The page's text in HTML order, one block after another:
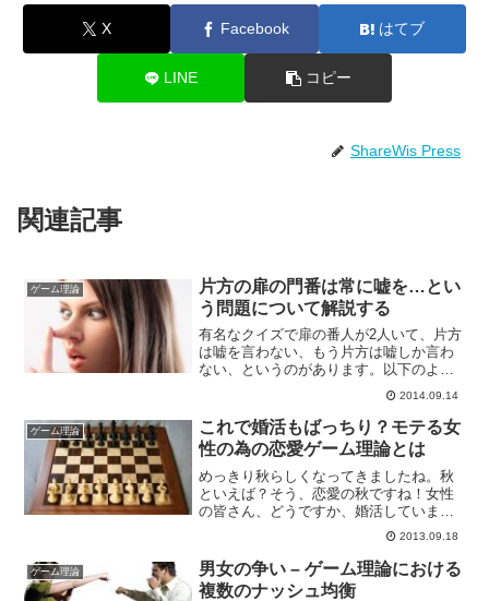
X Facebook はてブ
LINE コピー
ShareWis Press
関連記事
ゲーム理論
片方の扉の門番は常に嘘を…とい
う問題について解説する
有名なクイズで扉の番人が2人いて、片方
は嘘を言わない、もう片方は嘘しか言わ
ない、というのがあります。以下のよう
な問題です。天国に通じる道と地獄に通
じる道があり、それぞれの道の扉の前に
はそっくりな二人の番人がいます。どち
らかに道を尋ねる必要が...
2014.09.14
ゲーム理論
これで婚活もばっちり？モテる女
性の為の恋愛ゲーム理論とは
めっきり秋らしくなってきましたね。秋
といえば？そう、恋愛の秋ですね！女性
の皆さん、どうですか、婚活しています
か？順調ですか？私は順調じゃありませ
ん・・・ええ、なかなか難しいですよ
ね。恋愛って。年齢的にも焦りはするけ
どどんな男性を選んだらいい...
2013.09.18
ゲーム理論
男女の争い – ゲーム理論における
複数のナッシュ均衡